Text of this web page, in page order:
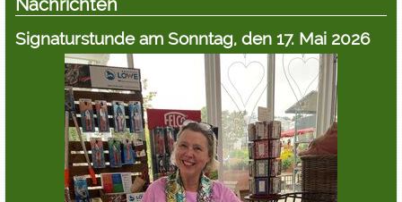
Nachrichten
Signaturstunde am Sonntag, den 17. Mai 2026